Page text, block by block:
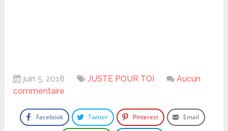
juin 5, 2018 JUSTE POUR TOI
Aucun
commentaire
Facebook Twitter Pinterest Email